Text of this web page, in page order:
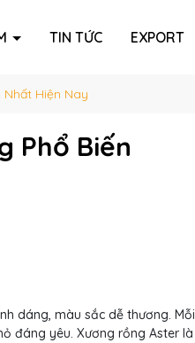
TIN TỨC EXPORT
Hiện Nay
Phổ Biến
dáng, màu sắc dễ thương. Mỗi
đáng yêu. Xương rồng Aster là